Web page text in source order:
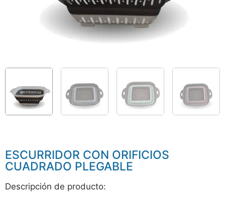
ESCURRIDOR CON ORIFICIOS
CUADRADO PLEGABLE
Descripción de producto: